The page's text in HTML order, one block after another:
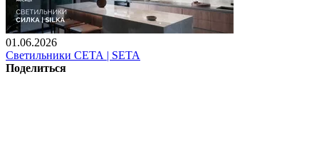
01.06.2026
Светильники СЕТА | SETA
Поделиться